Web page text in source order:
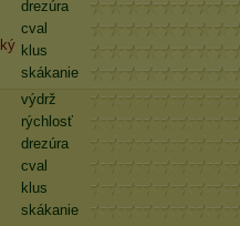
drezúra
cval
klus
skákanie
výdrž
rýchlosť
drezúra
cval
klus
skákanie